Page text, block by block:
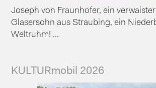
Joseph von Fraunhofer, ein
Glasersohn aus Straubing, ein
Weltruhm! ...
KULTURmobil 2026